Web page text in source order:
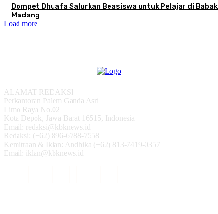
Dompet Dhuafa Salurkan Beasiswa untuk Pelajar di
Madang
Load more
ALAMAT REDAKSI
Perkantoran Palem Ganda Asri
Limo Raya No.02
Kota Depok, Jawa Barat 16515, Indonesia
Email: redaksi@kbknews.id
Redaksi: (+62) 896-6788-7558
Kemitraan & Iklan: Andhika (+62) 813-7419-0357
Email: iklan@kbknews.id